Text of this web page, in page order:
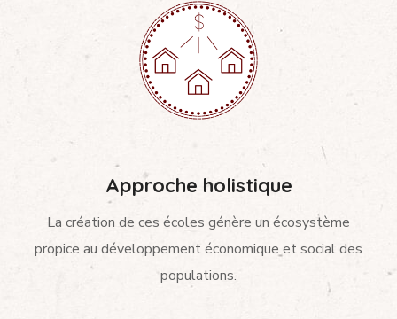
Approche holistique
La création de ces écoles génère un écosystème
propice au développement économique et social des
populations.